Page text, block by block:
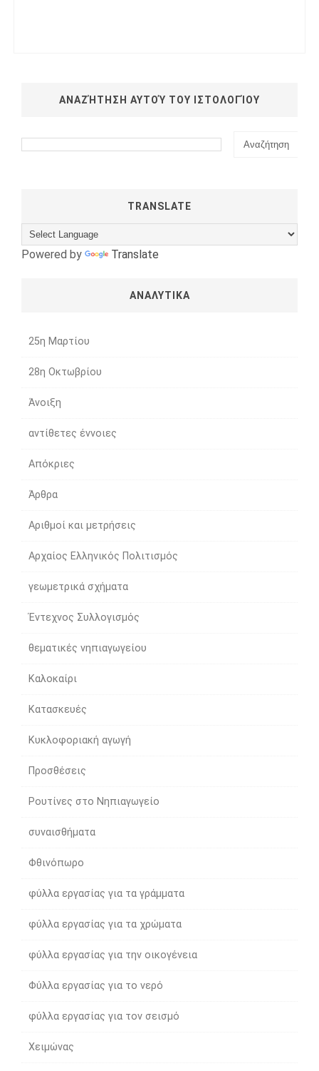
ΑΝΑΖΉΤΗΣΗ ΑΥΤΟΎ ΤΟΥ ΙΣΤΟΛΟΓΊΟΥ
TRANSLATE
Powered by Translate
ΑΝΑΛΥΤΙΚΑ
25η Μαρτίου
28η Οκτωβρίου
Άνοιξη
αντίθετες έννοιες
Απόκριες
Άρθρα
Αριθμοί και μετρήσεις
Αρχαίος Ελληνικός Πολιτισμός
γεωμετρικά σχήματα
Έντεχνος Συλλογισμός
θεματικές νηπιαγωγείου
Καλοκαίρι
Κατασκευές
Κυκλοφοριακή αγωγή
Προσθέσεις
Ρουτίνες στο Νηπιαγωγείο
συναισθήματα
Φθινόπωρο
φύλλα εργασίας για τα γράμματα
φύλλα εργασίας για τα χρώματα
φύλλα εργασίας για την οικογένεια
Φύλλα εργασίας για το νερό
φύλλα εργασίας για τον σεισμό
Χειμώνας